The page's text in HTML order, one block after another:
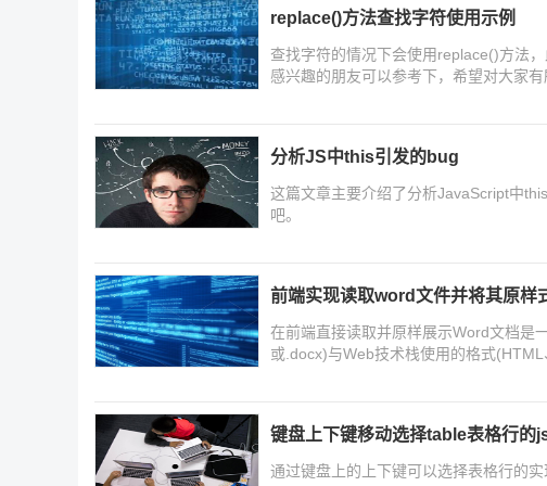
replace()方法查找字符使用示例
查找字符的情况下会使用replace()方法
感兴趣的朋友可以参考下，希望对大家有
分析JS中this引发的bug
这篇文章主要介绍了分析JavaScript中
吧。
前端实现读取word文件并将其原样
在前端直接读取并原样展示Word文档是
或.docx)与Web技术栈使用的格式
键盘上下键移动选择table表格行的
通过键盘上的上下键可以选择表格行的